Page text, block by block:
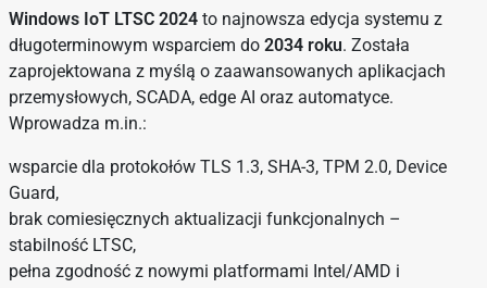
Windows IoT LTSC 2024 to najnowsza edycja systemu z
długoterminowym wsparciem do 2034 roku. Została
zaprojektowana z myślą o zaawansowanych aplikacjach
przemysłowych, SCADA, edge AI oraz automatyce.
Wprowadza m.in.:
wsparcie dla protokołów TLS 1.3, SHA-3, TPM 2.0, Device
Guard,
brak comiesięcznych aktualizacji funkcjonalnych –
stabilność LTSC,
pełna zgodność z nowymi platformami Intel/AMD i